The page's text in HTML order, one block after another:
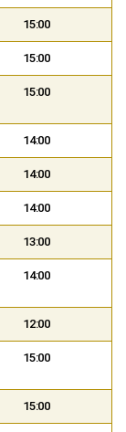
15:00
15:00
15:00
14:00
14:00
14:00
13:00
14:00
12:00
15:00
15:00